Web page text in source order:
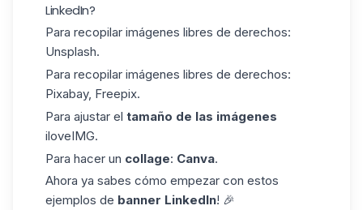
LinkedIn?
Para recopilar imágenes libres de derechos:
Unsplash.
Para recopilar imágenes libres de derechos:
Pixabay, Freepix.
Para ajustar el tamaño de las imágenes
iloveIMG.
Para hacer un collage: Canva.
Ahora ya sabes cómo empezar con estos
ejemplos de banner LinkedIn! 🎉